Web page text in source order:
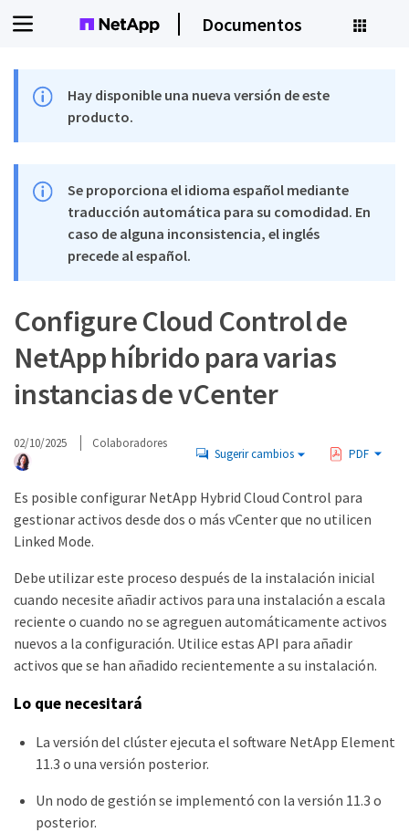
Documentos
Hay disponible una nueva versión de este
producto.
Se proporciona el idioma español mediante
traducción automática para su comodidad. En
caso de alguna inconsistencia, el inglés
precede al español.
Configure Cloud Control de
NetApp híbrido para varias
instancias de vCenter
02/10/2025 Colaboradores
Sugerir cambios PDF
Es posible configurar NetApp Hybrid Cloud Control para
gestionar activos desde dos o más vCenter que no utilicen
Linked Mode.
Debe utilizar este proceso después de la instalación inicial
cuando necesite añadir activos para una instalación a escala
reciente o cuando no se agreguen automáticamente activos
nuevos a la configuración. Utilice estas API para añadir
activos que se han añadido recientemente a su instalación.
Lo que necesitará
La versión del clúster ejecuta el software NetApp Element
11.3 o una versión posterior.
Un nodo de gestión se implementó con la versión 11.3 o
posterior.